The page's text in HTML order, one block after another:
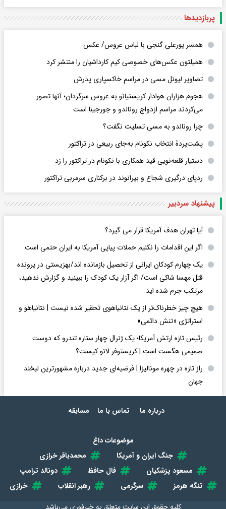
پربازدید‌ها
همسر پورعلی گنجی با لباس عروس/ عکس
همیلتون عکس‌های خصوصی کیم‌ کارداشیان را منتشر کرد
تصاویر لیونل مسی در مراسم خاکسپاری پدرش
هجوم هزاران هوادار کریستیانو به عروس سرگردان؛ آنها تصور
می‌کردند مراسم ازدواج رونالدو و جورجینا است
چرا رونالدو به مسی تسلیت نگفت؟
پشت‌پردۀ انتخاب نکونام به‌جای ربیعی در ترا‌کتور
دستیار قلعه‌نویی قید همکاری با نکونام در تراکتور را زد
ردپای درگیری شجاع و بیرانوند در برکناری سرمربی تراکتور
پیشنهاد سردبیر
آیا تهران هدف آمریکا قرار می گیرد؟
اگر این اقدامات را نکنیم حملات پیاپی آمریکا به ایران حتمی است
یک چهارم کودکان ایرانی از تحصیل بازمانده اند/بهزیستی در پرونده
قتل مهسا شاکی است/ اگر آزار یک کودک را ببینید و گزارش ندهید،
مرتکب جرم شده اید
هیچ چیز خطرناک‌تر از یک نتانیاهوی تحقیر شده نیست | نتانیاهو و
استراتژی «تنش دائمی»
رئیس تازه ارتش آمریکا؛ یک ژنرال چهار ستاره تندرو که دوست
صمیمی هگست است | کریستوفر لانو کیست؟
راز تازه در چهره مونالیزا | فرضیه‌ای جدید درباره مشهورترین لبخند
جهان
درباره ما تماس با ما مسابقه
موضوعات داغ
جنگ ایران و آمریکا
محمدباقر خرازی
مسعود پزشکیان
فال حافظ
دونالد ترامپ
تنگه هرمز
سرگرمی رهبر انقلاب
خرازی